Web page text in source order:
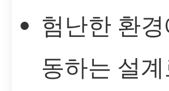
험난한 환
동하는 설